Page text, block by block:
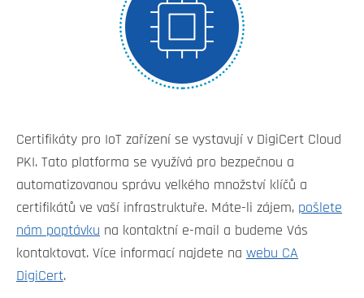
Certifikáty pro IoT zařízení se vystavují v DigiCert Cloud
PKI. Tato platforma se využívá pro bezpečnou a
automatizovanou správu velkého množství klíčů a
certifikátů ve vaší infrastruktuře. Máte-li zájem, pošlete
nám poptávku na kontaktní e-mail a budeme Vás
kontaktovat. Více informací najdete na webu CA
DigiCert.